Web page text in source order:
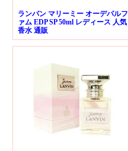
ランバン マリーミー オーデパルフ
ァム EDP SP 50ml レディース 人気
香水 通販